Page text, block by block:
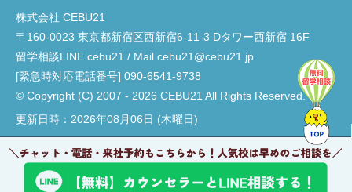
株式会社 CEBU21
〒160-0023 東京都新宿区西新宿6-11-3 Dタワー西新宿 16F
留学相談LINE cebu21 / Mail cebu21@cebu21.jp
[緊急時対応電話番号] 090-6541-9738
© Copyright (C) 2007 - 2026 CEBU21 All Rights Reserved.
更新日時：2026年08月06日 (木曜日)